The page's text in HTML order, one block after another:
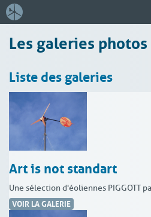
Les galeries
Liste des galeries
Art is not standart
Une sélection d'éoliennes PIGGOTT
VOIR LA GALERIE